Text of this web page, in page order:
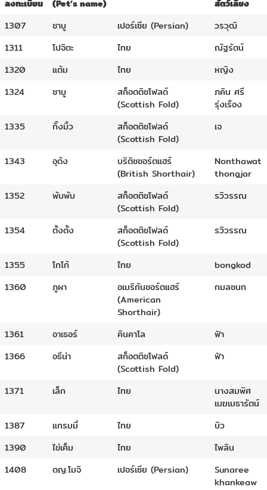
ลงทะเบียน
(Pet’s name)
สัตว์เลี้ยง
1307
ชาบู เปอร์เซีย (Persian)
วรวุฒิ
1311
โปจิตะ ไทย
ณัฐรัตน์
1320
แต้ม ไทย
หญิง
1324
ชาบู
สก็อตติชโฟลด์
(Scottish Fold)
ภคิน ศรี
รุ่งเรือง
1335
กิ๊งมิ้ว
สก็อตติชโฟลด์
(Scottish Fold)
เจ
1343 อุด้ง
บริติชชอร์ตแฮร์
(British Shorthair)
Nonthawat
thongjar
1352
พับพับ
สก็อตติชโฟลด์
(Scottish Fold)
รวิวรรณ
1354 ตั้งตั้ง
สก็อตติชโฟลด์
(Scottish Fold)
รวิวรรณ
1355 โกโก้ ไทย
bongkod
1360
ภูผา
อเมริกันชอร์ตแฮร์
(American
Shorthair)
กมลชนก
1361 อาเธอร์ คินคาโล
ฟ้า
1366
อธีน่า
สก็อตติชโฟลด์
(Scottish Fold)
ฟ้า
1371 เล็ก ไทย
นางสมพิศ
เมฆเมธารัตน์
1387
แกรมมี่ ไทย
บิว
1390
ไข่เค็ม ไทย
ไพลิน
1408
ดญ.โมจิ เปอร์เซีย (Persian)
Sunaree
khankeaw